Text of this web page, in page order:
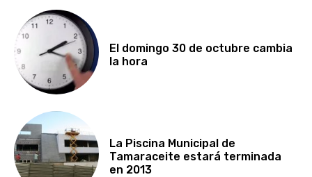
El domingo 30 de octubre cambia
la hora
La Piscina Municipal de
Tamaraceite estará terminada
en 2013